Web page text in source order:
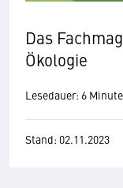
Das
Ökologie
Lesedauer: 6
Stand: 02.11.2023